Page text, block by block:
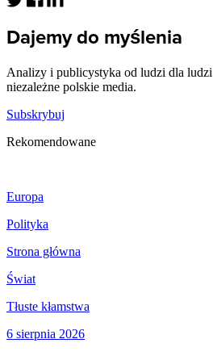
Dajemy do myślenia
Analizy i publicystyka od ludzi dla
niezależne polskie media.
Subskrybuj
Rekomendowane
Europa
Polityka
Strona główna
Świat
Tłuste kłamstwa
6 sierpnia 2026